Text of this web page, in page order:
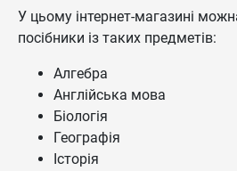
У цьому інтернет-магазині
посібники із таких предметів:
Алгебра
Англійська мова
Біологія
Географія
Історія